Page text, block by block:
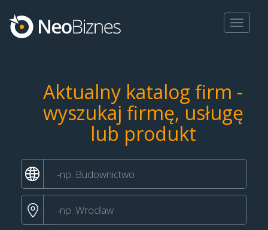
Toggle
Aktualny katalog firm -
wyszukaj firmę, usługę
lub produkt